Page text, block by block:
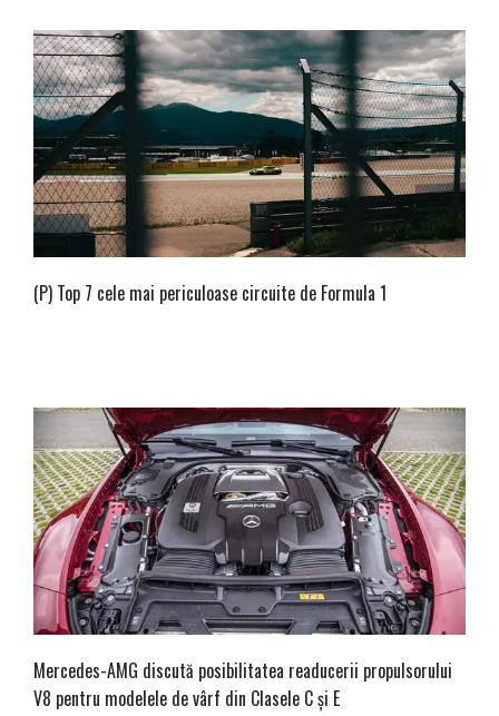
(P) Top 7 cele mai periculoase circuite de Formula 1
Mercedes-AMG discută posibilitatea readucerii propulsorului
V8 pentru modelele de vârf din Clasele C și E